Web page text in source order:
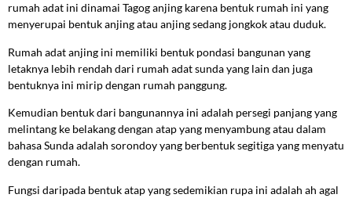
rumah adat ini dinamai Tagog anjing karena bentuk rumah ini yang
menyerupai bentuk anjing atau anjing sedang jongkok atau duduk.
Rumah adat anjing ini memiliki bentuk pondasi bangunan yang
letaknya lebih rendah dari rumah adat sunda yang lain dan juga
bentuknya ini mirip dengan rumah panggung.
Kemudian bentuk dari bangunannya ini adalah persegi panjang yang
melintang ke belakang dengan atap yang menyambung atau dalam
bahasa Sunda adalah sorondoy yang berbentuk segitiga yang menyatu
dengan rumah.
Fungsi daripada bentuk atap yang sedemikian rupa ini adalah ah agal